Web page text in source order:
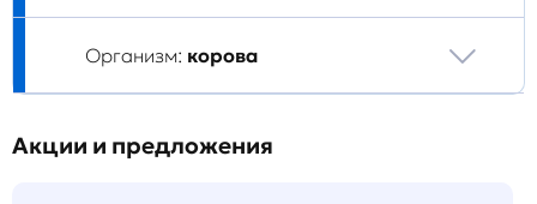
Организм: корова
Акции и предложения